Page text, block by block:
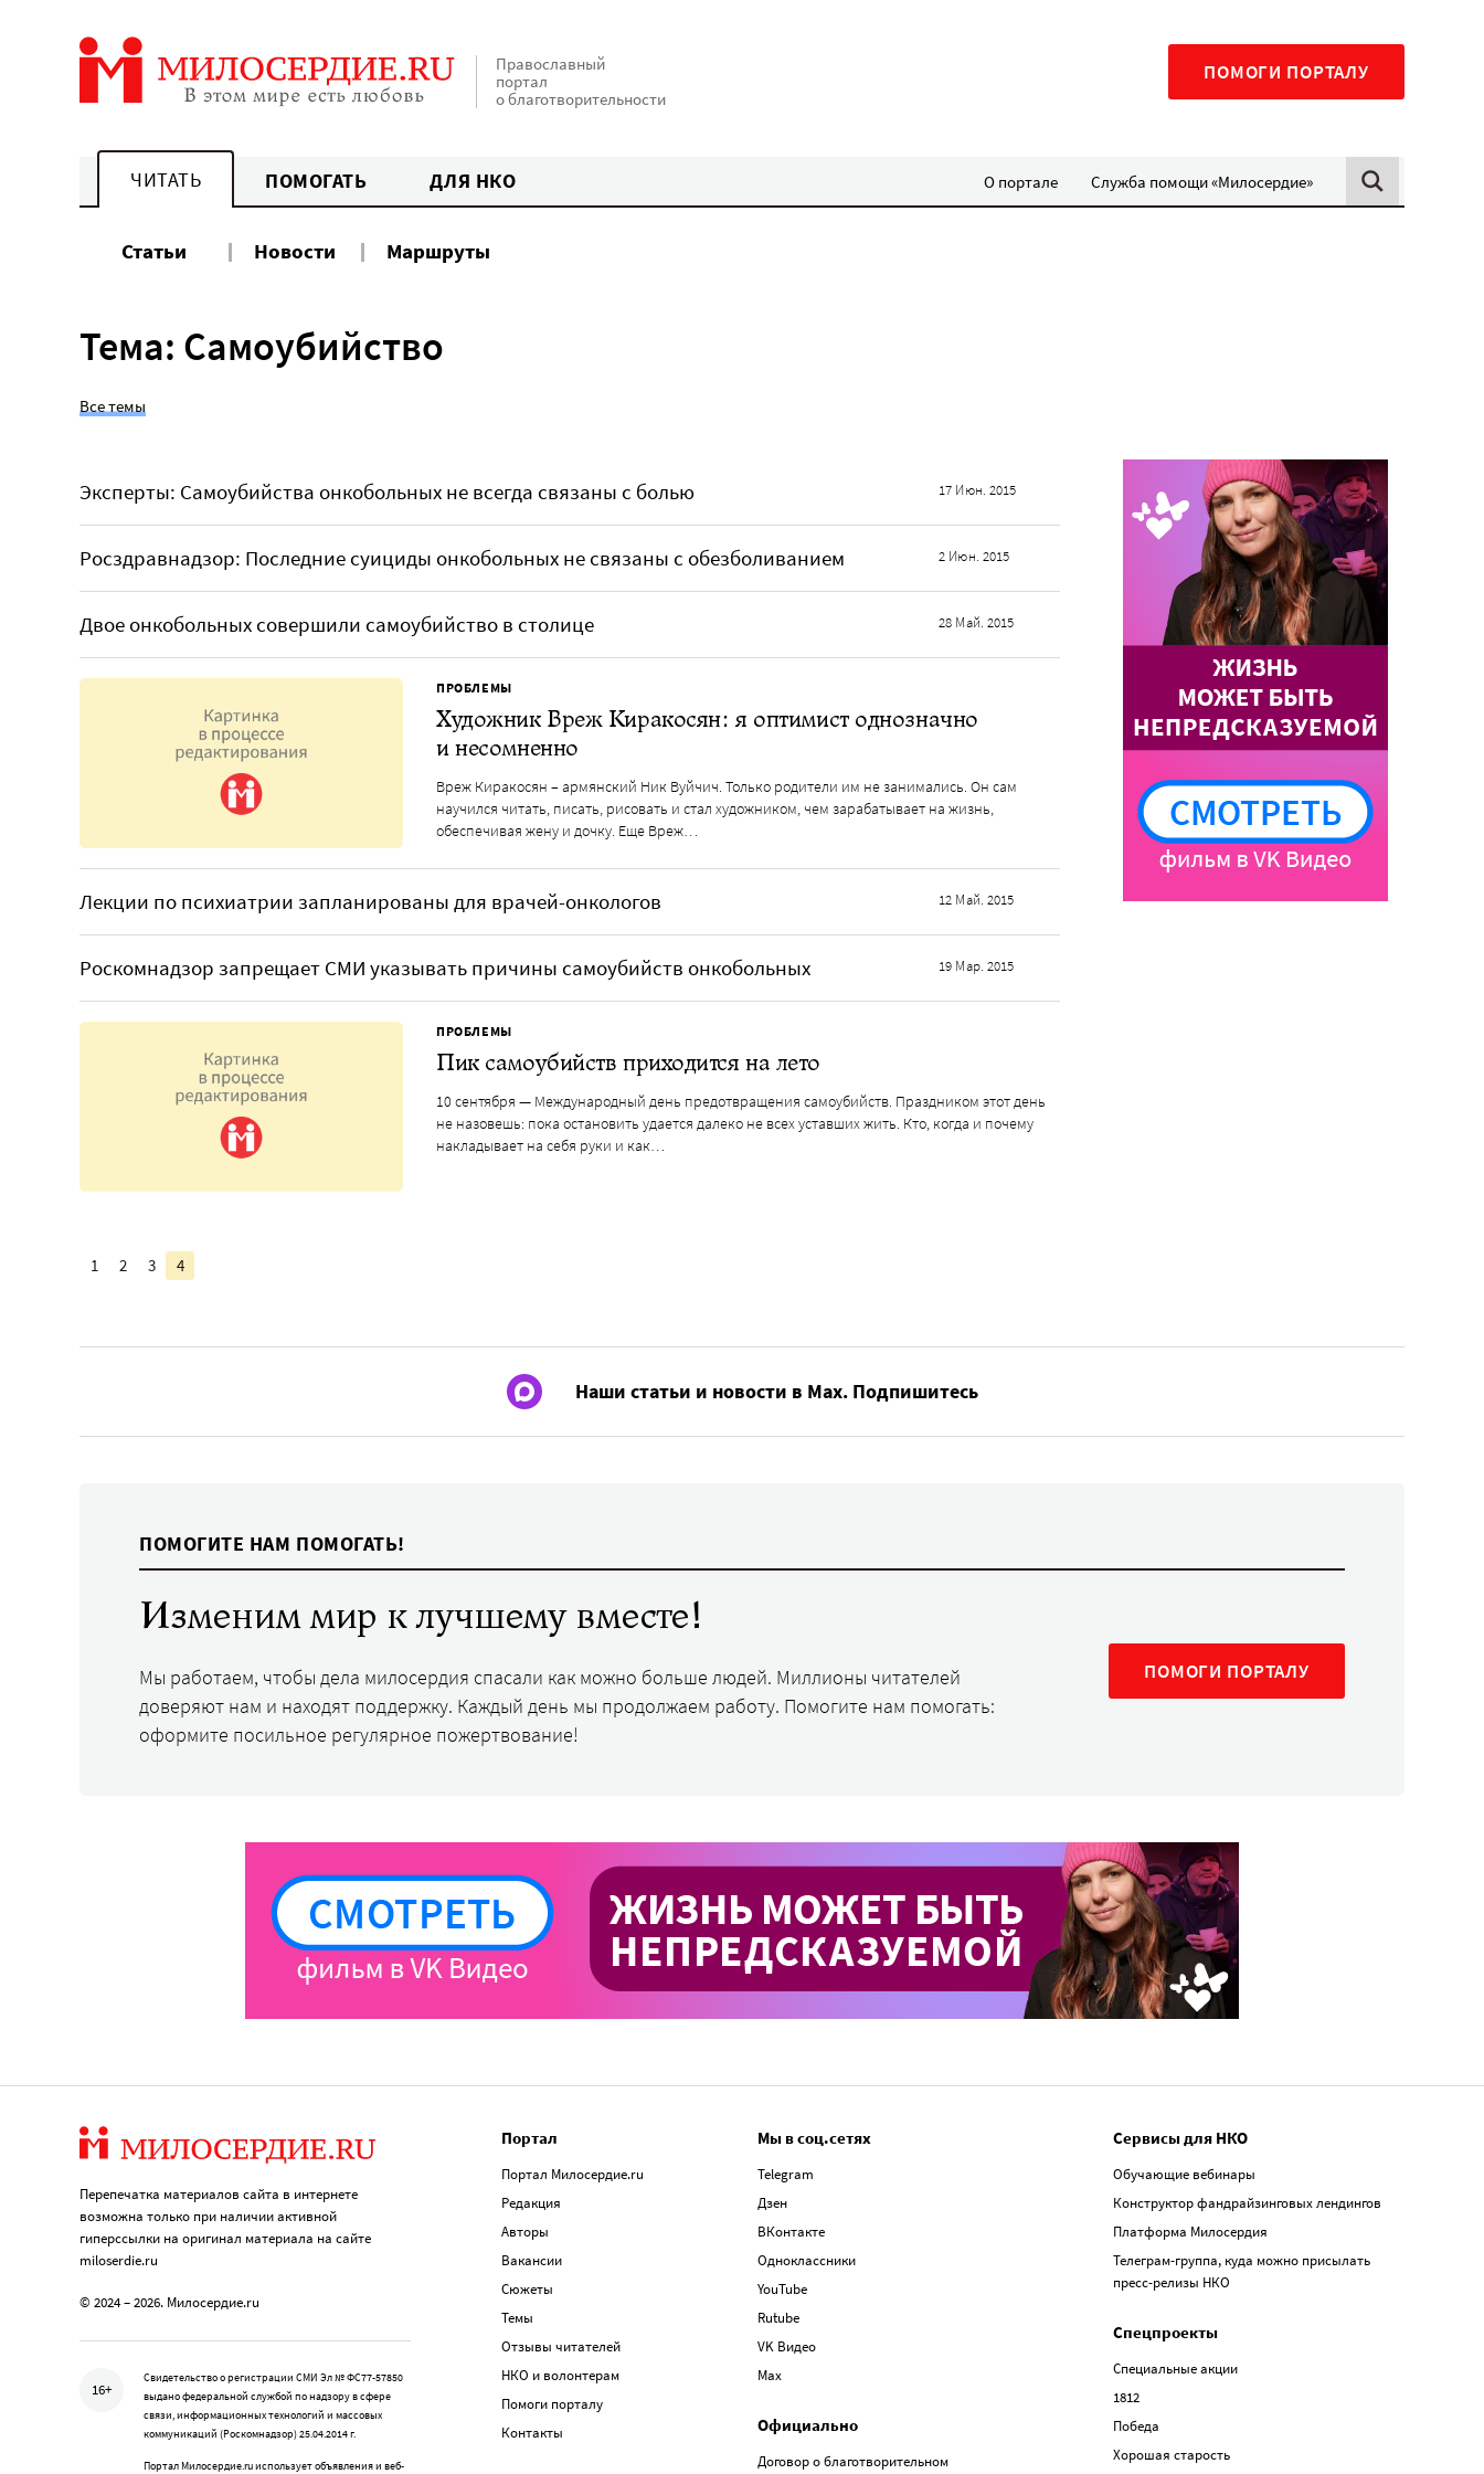
Православный
портал
о благотворительности
ПОМОГИ ПОРТАЛУ
ЧИТАТЬ ПОМОГАТЬ ДЛЯ НКО О портале Служба помощи «Милосердие»
Статьи Новости Маршруты
Тема: Самоубийство
Все темы
Эксперты: Самоубийства онкобольных не всегда связаны с болью 17 Июн. 2015
Росздравнадзор: Последние суициды онкобольных не связаны с обезболиванием 2 Июн. 2015
Двое онкобольных совершили самоубийство в столице 28 Май. 2015
ПРОБЛЕМЫ
Художник Вреж Киракосян: я оптимист однозначно
и несомненно
Вреж Киракосян – армянский Ник Вуйчич. Только родители им не занимались. Он сам
научился читать, писать, рисовать и стал художником, чем зарабатывает на жизнь,
обеспечивая жену и дочку. Еще Вреж…
Лекции по психиатрии запланированы для врачей-онкологов 12 Май. 2015
Роскомнадзор запрещает СМИ указывать причины самоубийств онкобольных 19 Мар. 2015
ПРОБЛЕМЫ
Пик самоубийств приходится на лето
10 сентября — Международный день предотвращения самоубийств. Праздником этот день
не назовешь: пока остановить удается далеко не всех уставших жить. Кто, когда и почему
накладывает на себя руки и как…
1 2 3 4
Наши статьи и новости в Max. Подпишитесь
ПОМОГИТЕ НАМ ПОМОГАТЬ!
Изменим мир к лучшему вместе!
Мы работаем, чтобы дела милосердия спасали как можно больше людей. Миллионы читателей
доверяют нам и находят поддержку. Каждый день мы продолжаем работу. Помогите нам помогать:
оформите посильное регулярное пожертвование!
ПОМОГИ ПОРТАЛУ
Перепечатка материалов сайта в интернете
возможна только при наличии активной
гиперссылки на оригинал материала на сайте
miloserdie.ru
© 2024 – 2026. Милосердие.ru
16+
Свидетельство о регистрации СМИ Эл № ФС77-57850
выдано федеральной службой по надзору в сфере
связи, информационных технологий и массовых
коммуникаций (Роскомнадзор) 25.04.2014 г.
Портал Милосердие.ru использует объявления и веб-
Портал
Портал Милосердие.ru
Редакция
Авторы
Вакансии
Сюжеты
Темы
Отзывы читателей
НКО и волонтерам
Помоги порталу
Контакты
Мы в соц.сетях
Telegram
Дзен
ВКонтакте
Одноклассники
YouTube
Rutube
VK Видео
Max
Официально
Договор о благотворительном
Сервисы для НКО
Обучающие вебинары
Конструктор фандрайзинговых лендингов
Платформа Милосердия
Телеграм-группа, куда можно присылать
пресс-релизы НКО
Спецпроекты
Специальные акции
1812
Победа
Хорошая старость